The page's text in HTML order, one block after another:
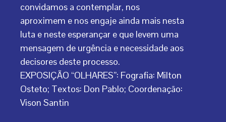
convidamos a contemplar, nos
aproximem e nos engaje ainda mais nesta
luta e neste esperançar e que levem uma
mensagem de urgência e necessidade aos
decisores deste processo.
EXPOSIÇÃO “OLHARES”: Fografia: Milton
Osteto; Textos: Don Pablo; Coordenação:
Vison Santin